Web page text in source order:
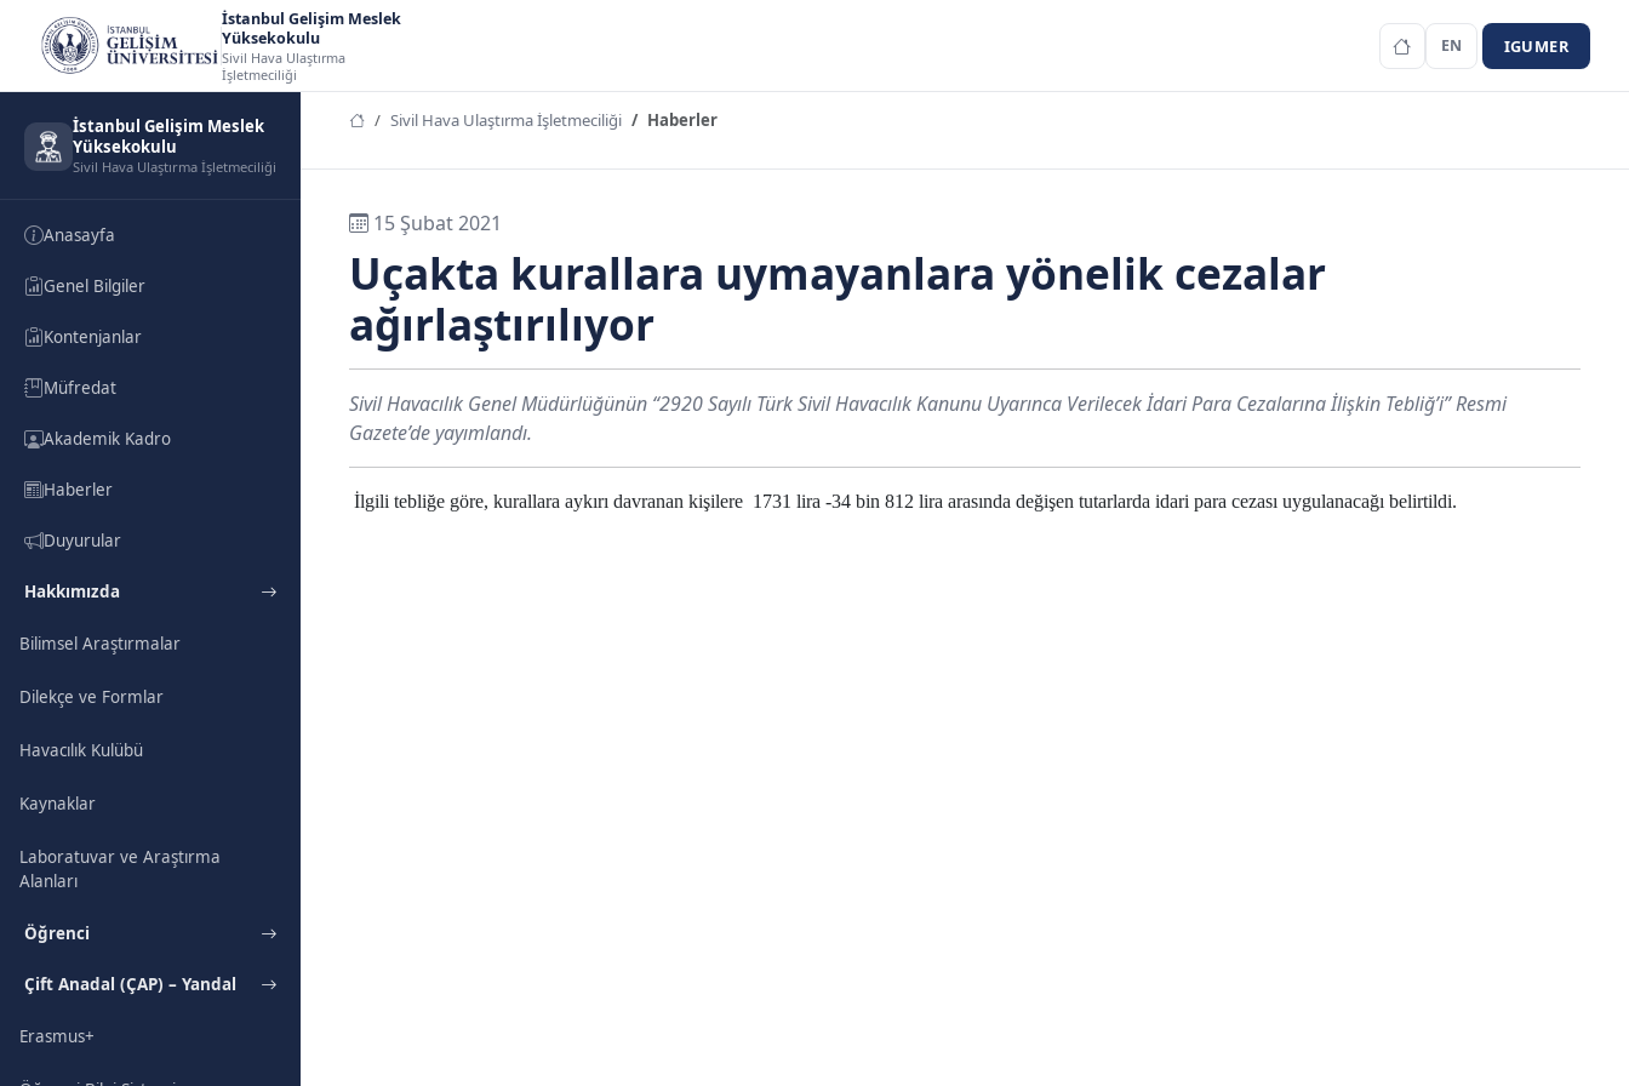
İstanbul Gelişim Meslek
Yüksekokulu
Sivil Hava Ulaştırma
İşletmeciliği
EN IGUMER
İstanbul Gelişim Meslek
Yüksekokulu
Sivil Hava Ulaştırma İşletmeciliği
Anasayfa
Genel Bilgiler
Kontenjanlar
Müfredat
Akademik Kadro
Haberler
Duyurular
Hakkımızda
Bilimsel Araştırmalar
Dilekçe ve Formlar
Havacılık Kulübü
Kaynaklar
Laboratuvar ve Araştırma
Alanları
Öğrenci
Çift Anadal (ÇAP) – Yandal
Erasmus+
Sivil Hava Ulaştırma İşletmeciliği Haberler
15 Şubat 2021
Uçakta kurallara uymayanlara yönelik cezalar
ağırlaştırılıyor
Sivil Havacılık Genel Müdürlüğünün “2920 Sayılı Türk Sivil Havacılık Kanunu Uyarınca Verilecek İdari Para Cezalarına İlişkin Tebliğ’i” Resmi
Gazete’de yayımlandı.
İlgili tebliğe göre, kurallara aykırı davranan kişilere 1731 lira -34 bin 812 lira arasında değişen tutarlarda idari para cezası uygulanacağı belirtildi.